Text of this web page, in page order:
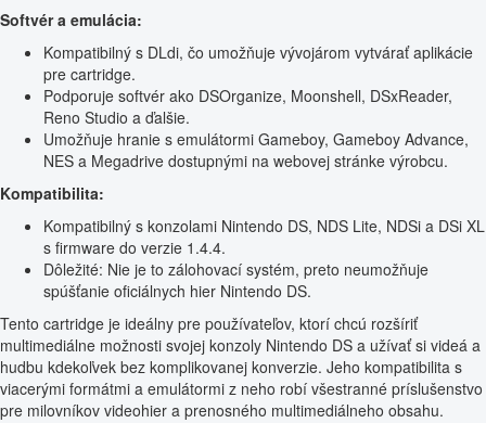
Softvér a emulácia:
Kompatibilný s DLdi, čo umožňuje vývojárom vytvárať aplikácie
pre cartridge.
Podporuje softvér ako DSOrganize, Moonshell, DSxReader,
Reno Studio a ďalšie.
Umožňuje hranie s emulátormi Gameboy, Gameboy Advance,
NES a Megadrive dostupnými na webovej stránke výrobcu.
Kompatibilita:
Kompatibilný s konzolami Nintendo DS, NDS Lite, NDSi a DSi XL
s firmware do verzie 1.4.4.
Dôležité: Nie je to zálohovací systém, preto neumožňuje
spúšťanie oficiálnych hier Nintendo DS.
Tento cartridge je ideálny pre používateľov, ktorí chcú rozšíriť
multimediálne možnosti svojej konzoly Nintendo DS a užívať si videá a
hudbu kdekoľvek bez komplikovanej konverzie. Jeho kompatibilita s
viacerými formátmi a emulátormi z neho robí všestranné príslušenstvo
pre milovníkov videohier a prenosného multimediálneho obsahu.